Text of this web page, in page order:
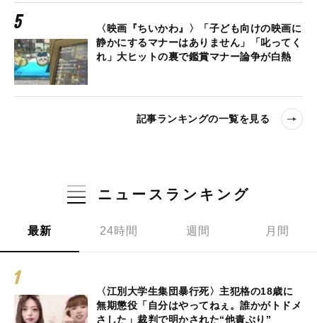
〈映画『ちいかわ』〉「子ども向けの映画に
静かにするマナーはありません」「叱ってく
れ」大ヒットの裏で鑑賞マナー論争が白熱
記事ランキングの一覧を見る
ニュースランキング
最新 24時間 週間 月間
〈江別大学生集団暴行死〉主犯格の18歳に
無期懲役「自分はやってねぇ。誰かがトドメ
さした」裁判で明かされた“他責ぶり”